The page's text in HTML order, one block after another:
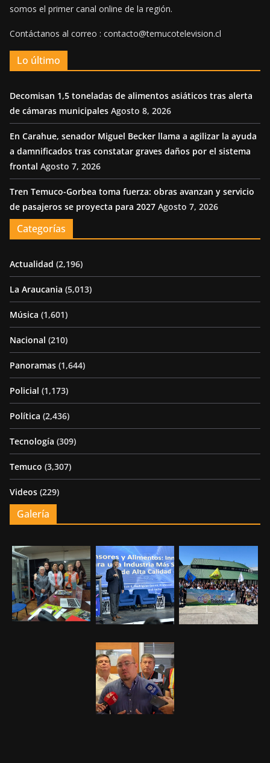
somos el primer canal online de la región.
Contáctanos al correo : contacto@temucotelevision.cl
Lo último
Decomisan 1,5 toneladas de alimentos asiáticos tras alerta
de cámaras municipales Agosto 8, 2026
En Carahue, senador Miguel Becker llama a agilizar la ayuda
a damnificados tras constatar graves daños por el sistema
frontal Agosto 7, 2026
Tren Temuco-Gorbea toma fuerza: obras avanzan y servicio
de pasajeros se proyecta para 2027 Agosto 7, 2026
Categorías
Actualidad (2,196)
La Araucania (5,013)
Música (1,601)
Nacional (210)
Panoramas (1,644)
Policial (1,173)
Política (2,436)
Tecnología (309)
Temuco (3,307)
Videos (229)
Galería